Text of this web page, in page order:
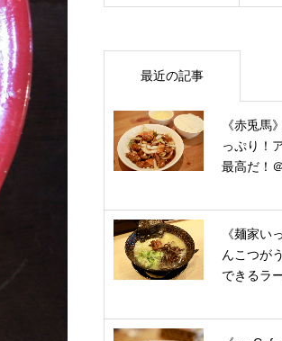
最近の記事
《赤兎馬
っぷり！
最高だ！
《麺家い
んこつが
できるラ